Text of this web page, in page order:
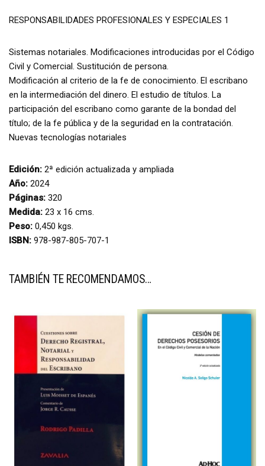
RESPONSABILIDADES PROFESIONALES Y ESPECIALES 1
Sistemas notariales. Modificaciones introducidas por el Código
Civil y Comercial. Sustitución de persona.
Modificación al criterio de la fe de conocimiento. El escribano
en la intermediación del dinero. El estudio de títulos. La
participación del escribano como garante de la bondad del
título; de la fe pública y de la seguridad en la contratación.
Nuevas tecnologías notariales
Edición: 2ª edición actualizada y ampliada
Año: 2024
Páginas: 320
Medida: 23 x 16 cms.
Peso: 0,450 kgs.
ISBN: 978-987-805-707-1
TAMBIÉN TE RECOMENDAMOS…